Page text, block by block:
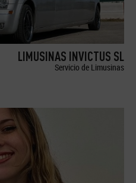
LIMUSINAS INVICTUS SL
Servicio de Limusinas